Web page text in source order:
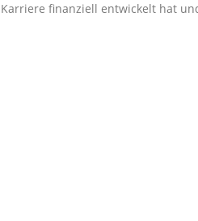
finanziell entwickelt hat